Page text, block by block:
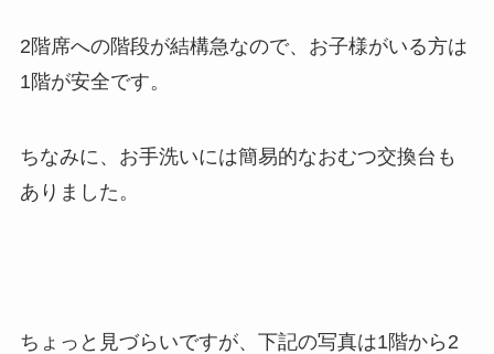
2階席への階段が結構急なので、お子様がいる方は
1階が安全です。
ちなみに、 お手洗いには簡易的なおむつ交換台も
ありました 。
ちょっと見づらいですが、下記の写真は1階から2